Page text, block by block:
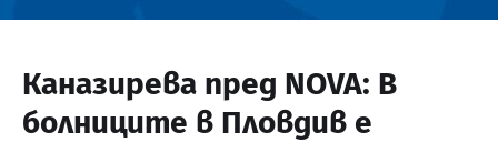
Каназирева пред NOVA: В
болниците в Пловдив е